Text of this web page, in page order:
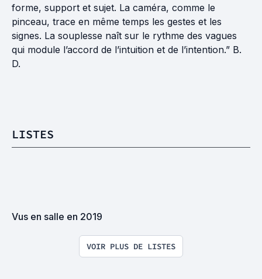
forme, support et sujet. La caméra, comme le
pinceau, trace en même temps les gestes et les
signes. La souplesse naît sur le rythme des vagues
qui module l’accord de l’intuition et de l’intention.” B.
D.
LISTES
Vus en salle en 2019
VOIR PLUS DE LISTES